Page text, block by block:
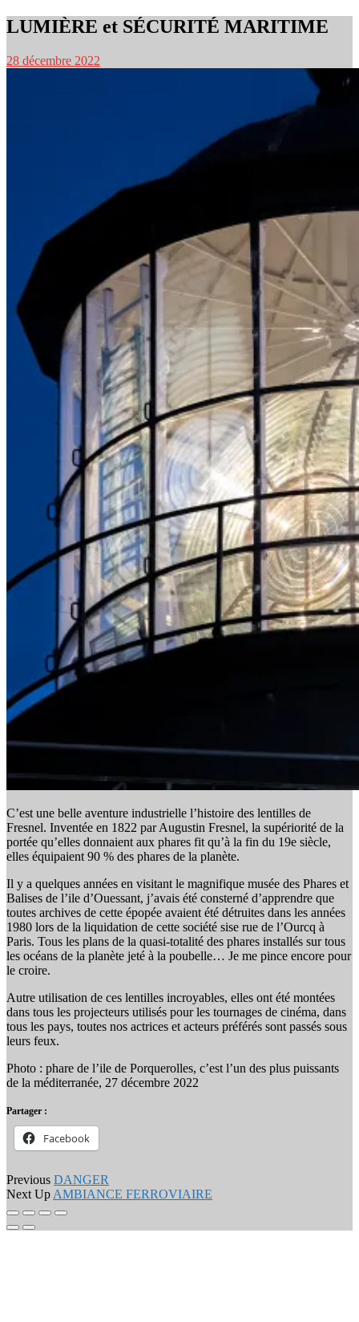
LUMIÈRE et SÉCURITÉ MARITIME
28 décembre 2022
C’est une belle aventure industrielle l’histoire des lentilles de
Fresnel. Inventée en 1822 par Augustin Fresnel, la supériorité de la
portée qu’elles donnaient aux phares fit qu’à la fin du 19e siècle,
elles équipaient 90 % des phares de la planète.
Il y a quelques années en visitant le magnifique musée des Phares et
Balises de l’ile d’Ouessant, j’avais été consterné d’apprendre que
toutes archives de cette épopée avaient été détruites dans les années
1980 lors de la liquidation de cette société sise rue de l’Ourcq à
Paris. Tous les plans de la quasi-totalité des phares installés sur tous
les océans de la planète jeté à la poubelle… Je me pince encore pour
le croire.
Autre utilisation de ces lentilles incroyables, elles ont été montées
dans tous les projecteurs utilisés pour les tournages de cinéma, dans
tous les pays, toutes nos actrices et acteurs préférés sont passés sous
leurs feux.
Photo : phare de l’ile de Porquerolles, c’est l’un des plus puissants
de la méditerranée, 27 décembre 2022
Partager :
Facebook
Portfolio
navigation
Previous DANGER
Next Up AMBIANCE FERROVIAIRE